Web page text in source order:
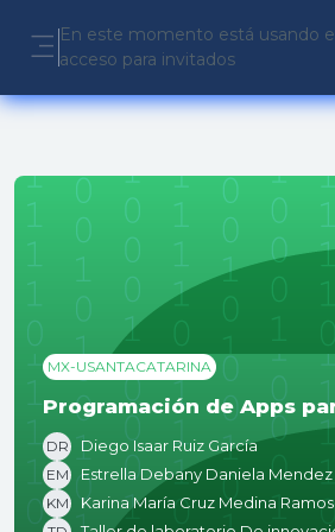
Panel lateral
En este momento está usando
acceso para invitados
MX-USANTACATARINA
Programación de Apps
DR Diego Isaar Ruiz García
EM Estrella Debany Daniela Mendez
KM Karina María Cruz Medina Ramos